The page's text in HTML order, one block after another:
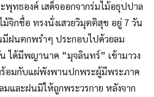
พุทธองค์ เสด็จออกจากร่มไม้อธุปปาล
ม้จิกชื่อ ทรงนั่งเสวยวิมุตติสุข อยู่ 7 วัน
มีฝนตกพรำๆ ประกอบไปด้วยลม
ได้มีพญานาค “มุจลินทร์” เข้ามาวง
อมกับแผ่พังพานปกพระผู้มีพระภาค
มและฝนมิให้ถูกพระวรกาย หลังจาก